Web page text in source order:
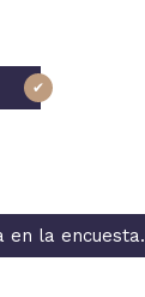
en la encuesta.